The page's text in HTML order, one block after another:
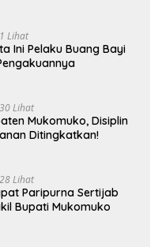
Lihat
Ini Pelaku Buang Bayi
Lihat
Mukomuko, Disiplin
Ditingkatkan!
Lihat
Paripurna Sertijab
Bupati Mukomuko